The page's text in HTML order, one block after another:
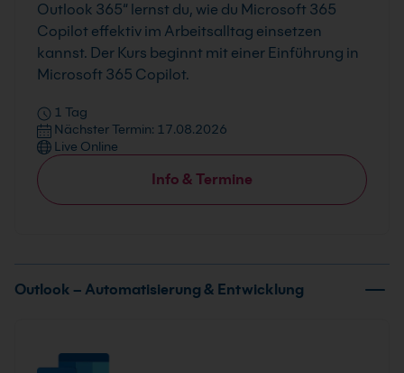
Outlook 365“ lernst du, wie du Microsoft 365
Copilot effektiv im Arbeitsalltag einsetzen
kannst. Der Kurs beginnt mit einer Einführung in
Microsoft 365 Copilot.
1 Tag
Nächster Termin: 17.08.2026
Live Online
Info & Termine
Outlook – Automatisierung & Entwicklung